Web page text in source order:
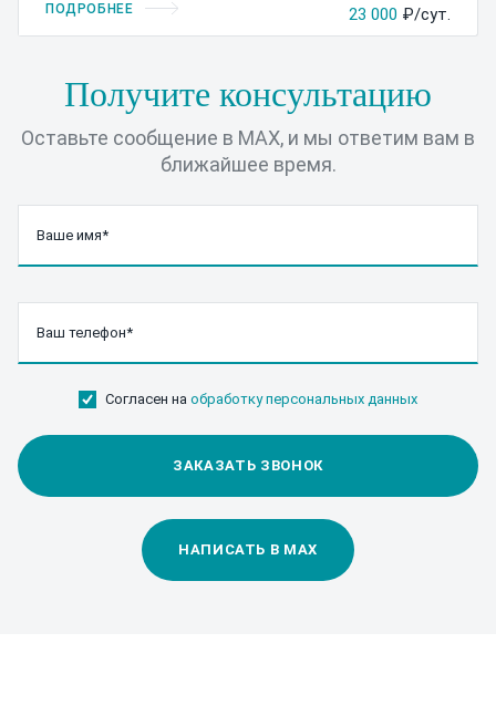
ПОДРОБНЕЕ 23 000 ₽/сут.
Получите консультацию
Оставьте сообщение в MAX, и мы ответим вам в
ближайшее время.
Согласен на обработку персональных данных
ЗАКАЗАТЬ ЗВОНОК
НАПИСАТЬ В MAX